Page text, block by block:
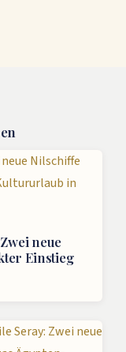
neue
Einstieg